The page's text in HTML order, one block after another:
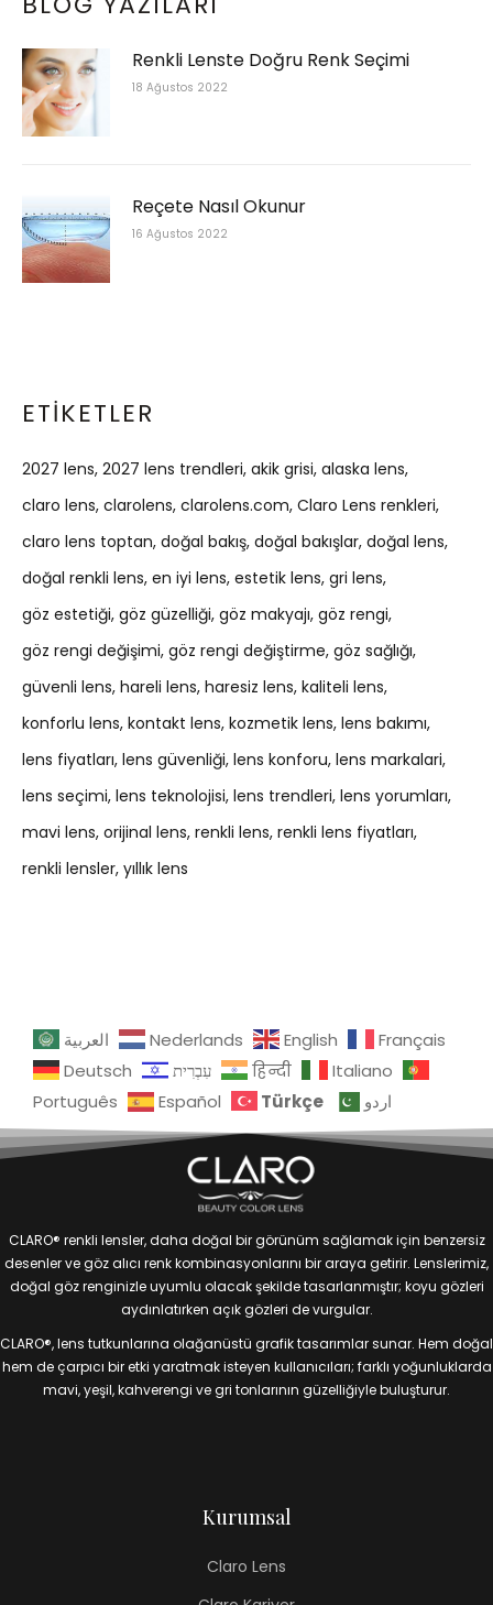
Renkli Lenste Doğru Renk Seçimi
18 Ağustos 2022
Reçete Nasıl Okunur
16 Ağustos 2022
ETIKETLER
2027 lens 2027 lens trendleri akik grisi alaska lens
claro lens clarolens clarolens.com Claro Lens renkleri
claro lens toptan doğal bakış doğal bakışlar doğal lens
doğal renkli lens en iyi lens estetik lens gri lens
göz estetiği göz güzelliği göz makyajı göz rengi
göz rengi değişimi göz rengi değiştirme göz sağlığı
güvenli lens hareli lens haresiz lens kaliteli lens
konforlu lens kontakt lens kozmetik lens lens bakımı
lens fiyatları lens güvenliği lens konforu lens markalari
lens seçimi lens teknolojisi lens trendleri lens yorumları
mavi lens orijinal lens renkli lens renkli lens fiyatları
renkli lensler yıllık lens
العربية Nederlands English
Français
Deutsch
עִבְרִית हिन्दी
Italiano
Português
Español Türkçe اردو
CLARO® renkli lensler, daha doğal bir görünüm sağlamak için benzersiz
desenler ve göz alıcı renk kombinasyonlarını bir araya getirir. Lenslerimiz,
doğal göz renginizle uyumlu olacak şekilde tasarlanmıştır; koyu gözleri
aydınlatırken açık gözleri de vurgular.
CLARO®, lens tutkunlarına olağanüstü grafik tasarımlar sunar. Hem doğal
hem de çarpıcı bir etki yaratmak isteyen kullanıcıları; farklı yoğunluklarda
mavi, yeşil, kahverengi ve gri tonlarının güzelliğiyle buluşturur.
Kurumsal
Claro Lens